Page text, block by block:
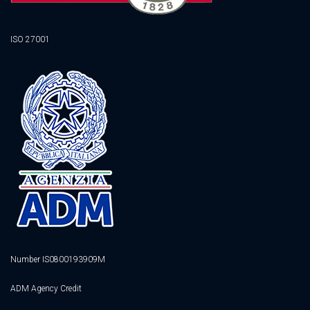
ISO 27001
Number IS0800193909M
ADM Agency Credit